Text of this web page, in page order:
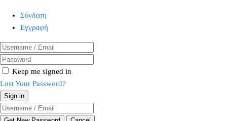
Σύνδεση
Εγγραφή
Keep me signed in
Lost Your Password?